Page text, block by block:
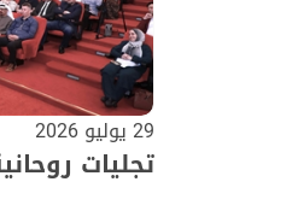
29 يوليو 2026
تجليات